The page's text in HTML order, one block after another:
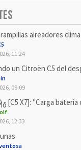
aireadores
11:24
un Citroën C5 del desguace:
09:09
[C5 X7]: "Carga batería o
12:33